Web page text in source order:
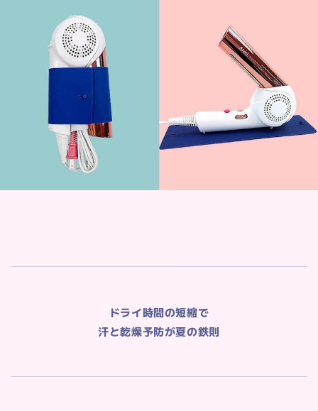
ドライ時間の短縮で
汗と乾燥予防が夏の鉄則